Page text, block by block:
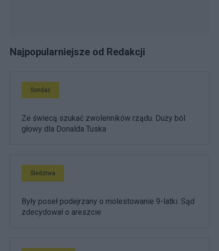
Najpopularniejsze od Redakcji
Sondaż
Ze świecą szukać zwolenników rządu. Duży ból
głowy dla Donalda Tuska
Śledztwa
Były poseł podejrzany o molestowanie 9-latki. Sąd
zdecydował o areszcie